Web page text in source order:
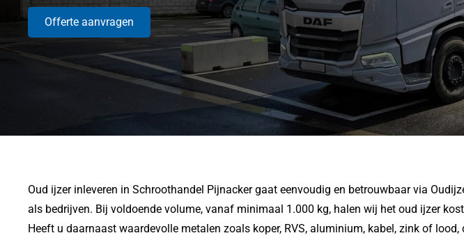
Offerte aanvragen
Oud ijzer inleveren in Schroothandel Pijnacker gaat eenvoudig en betrouwbaar via
als bedrijven. Bij voldoende volume, vanaf minimaal 1.000 kg, halen wij het oud ijzer
Heeft u daarnaast waardevolle metalen zoals koper, RVS, aluminium, kabel, zink of